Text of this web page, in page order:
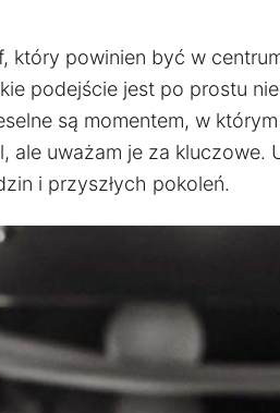
powinien być w
podejście jest po prostu
są momentem, w
uważam je za kluczowe.
i przyszłych pokoleń.